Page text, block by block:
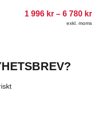
1 996 kr – 6 780 kr
1
exkl. moms